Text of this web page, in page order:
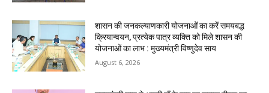
शासन की जनकल्याणकारी योजनाओं का करें समयबद्ध
क्रियान्वयन, प्रत्येक पात्र व्यक्ति को मिले शासन की
योजनाओं का लाभ : मुख्यमंत्री विष्णुदेव साय
August 6, 2026